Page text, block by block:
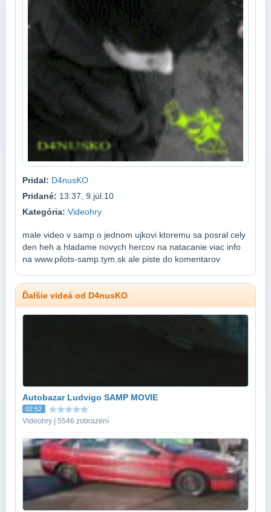
Pridal: D4nusKO
Pridané: 13:37, 9.júl.10
Kategória: Videohry
male video v samp o jednom ujkovi ktoremu sa posral cely
den heh a hladame novych hercov na natacanie viac info
na www.pilots-samp.tym.sk ale piste do komentarov
Ďalšie videá od D4nusKO
Autobazar Ludvigo SAMP MOVIE
02:52
Videohry | 5546 zobrazení